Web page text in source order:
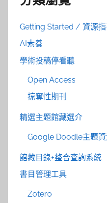
Getting Started / 資源指
AI素養
學術投稿停看聽
Open Access
掠奪性期刊
精選主題館藏選介
Google Doodle主題
館藏目錄+整合查詢系統
書目管理工具
Zotero